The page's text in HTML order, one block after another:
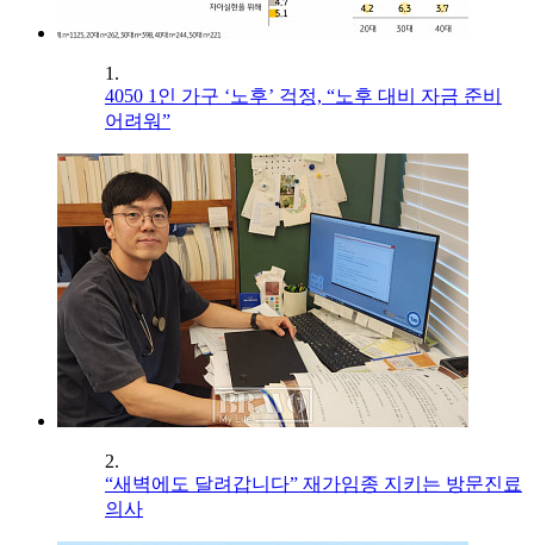
1.
4050 1인 가구 ‘노후’ 걱정, “노후 대비 자금 준비
어려워”
2.
“새벽에도 달려갑니다” 재가임종 지키는 방문진료
의사